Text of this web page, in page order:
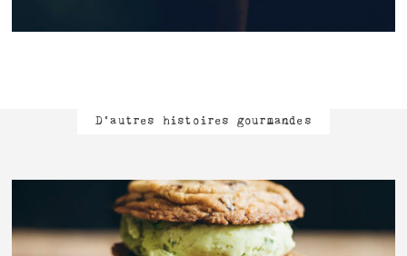
D'autres histoires gourmandes